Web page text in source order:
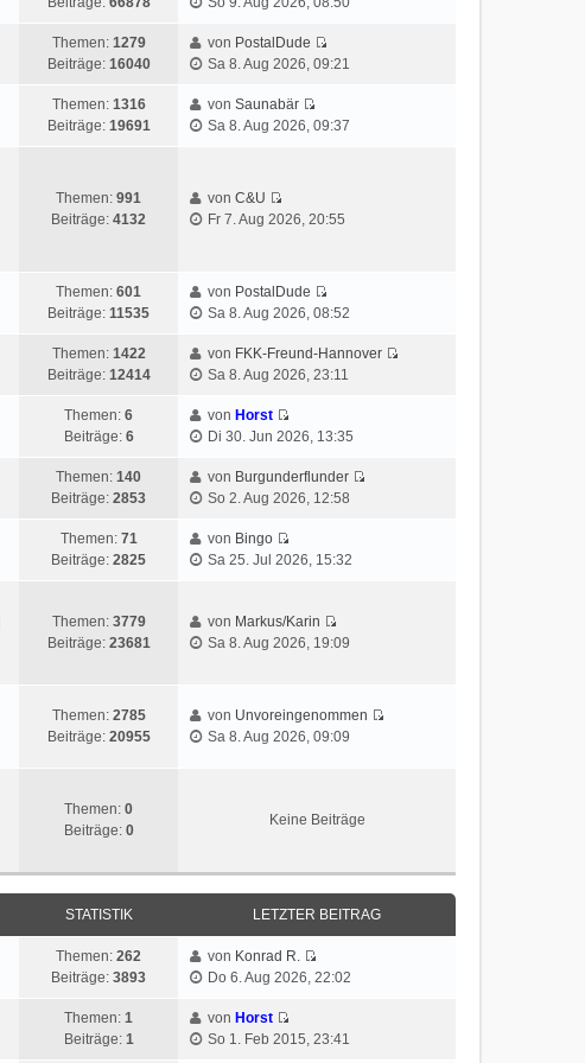
Themen: 1279
Beiträge: 16040
von PostalDude
Sa 8. Aug 2026, 09:21
Themen: 1316
Beiträge: 19691
vonSaunabär
Sa 8. Aug 2026, 09:37
Themen: 991
Beiträge: 4132
vonC&U
Fr 7. Aug 2026, 20:55
Themen: 601
Beiträge: 11535
von PostalDude
Sa 8. Aug 2026, 08:52
Themen: 1422
Beiträge: 12414
von FKK-Freund-Hannover
Sa 8. Aug 2026, 23:11
Themen: 6
Beiträge: 6
von Horst
Di 30. Jun 2026, 13:35
Themen: 140
Beiträge: 2853
von Burgunderflunder
So 2. Aug 2026, 12:58
Themen: 71
Beiträge: 2825
von Bingo
Sa 25. Jul 2026, 15:32
Themen: 3779
Beiträge: 23681
von Markus/Karin
Sa 8. Aug 2026, 19:09
Themen: 2785
Beiträge: 20955
von Unvoreingenommen
Sa 8. Aug 2026, 09:09
Themen: 0
Beiträge: 0
Keine Beiträge
STATISTIK LETZTER BEITRAG
Themen: 262
Beiträge: 3893
von Konrad R.
Do 6. Aug 2026, 22:02
Themen: 1
Beiträge: 1
von Horst
So 1. Feb 2015, 23:41